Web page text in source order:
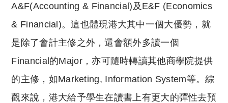
A&F(Accounting & Financial)及E&F (Economics
& Financial)。這也體現港大其中一個大優勢，就
是除了會計主修之外，還會額外多讀一個
Financial的Major，亦可隨時轉讀其他商學院提供
的主修，如Marketing, Information System等。綜
觀來說，港大給予學生在讀書上有更大的彈性去預